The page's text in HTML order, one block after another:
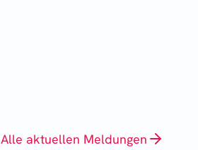
Alle aktuellen Meldungen